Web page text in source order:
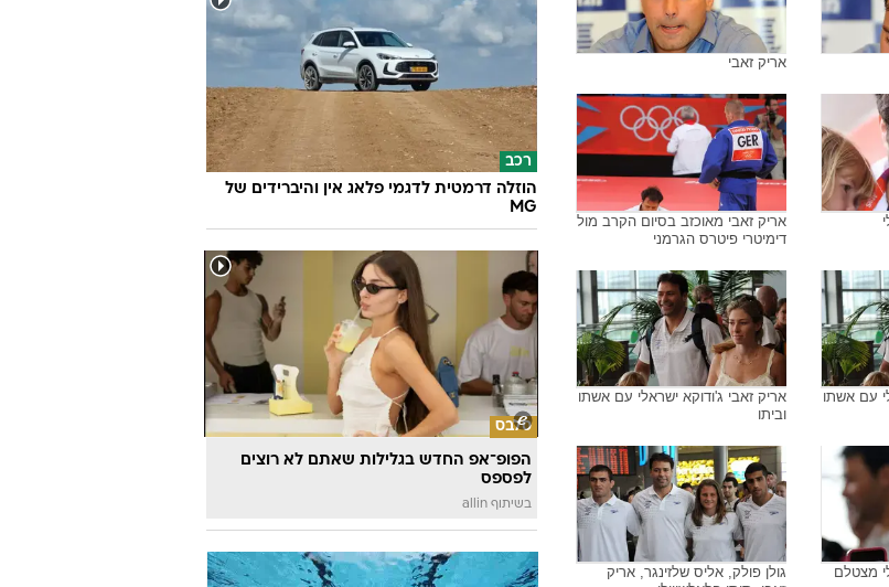
אריק זאבי
אריק זאבי
אריק זאבי מאוכזב בסיום הקרב מול
דימיטרי פיטרס הגרמני
ס ע פ ר ש ת
e
f
g
h
i
l
m
n
q
r
s
t
u
v
w
x
y
z
0
1
2
3
4
6
עוד בוואלה
רכב
הוזלה דרמטית לדגמי פלאג אין והיברידים של